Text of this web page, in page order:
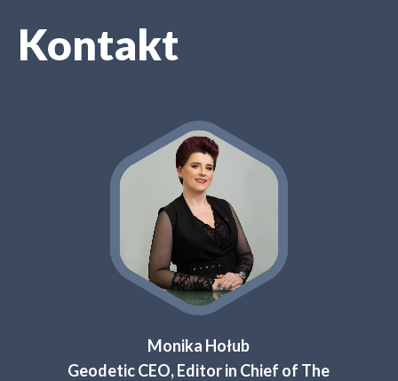
Kontakt
Monika Hołub
Geodetic CEO, Editor in Chief of The